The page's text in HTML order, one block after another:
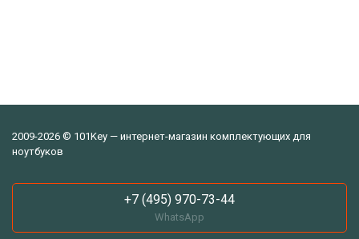
2009-2026 © 101Key — интернет-магазин комплектующих для
ноутбуков
+7 (495) 970-73-44
WhatsApp